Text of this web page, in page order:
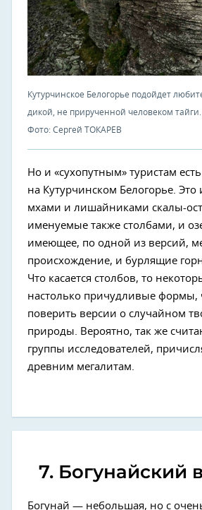
Кутурчинское Белогорье подойдет
дикой, не прирученной человеком тайги.
Фото: Сергей ТОКАРЕВ
Но и «сухопутным» туристам
на Кутурчинском Белогорье.
мхами и лишайниками скалы-
именуемые также столбами, и
имеющее, по одной из версий,
происхождение, и бурлящие
Что касается столбов, то
настолько причудливые формы,
поверить версии о случайном
природы. Вероятно, так же
группы исследователей,
древним мегалитам.
7. Богунайский
Богунай — небольшая, но с